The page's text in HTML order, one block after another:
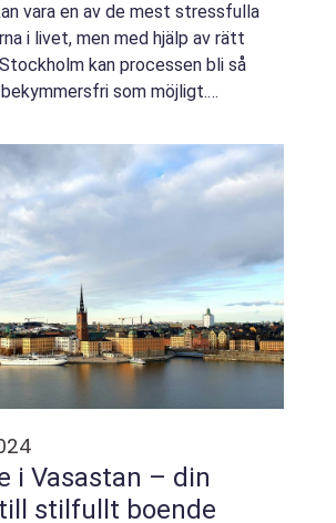
vara en av de mest stressfulla
i livet, men med hjälp av rätt
kan processen bli så
som möjligt.
i Vasastan – din
stilfullt boende